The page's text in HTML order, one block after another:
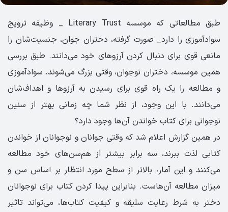
طبق مطالعاتی که موسسه Literary Trust _ وظیفه ترویج
سوادآموزی را دارد_ صورت گرفته، دختران جوان، جنسیت‌شان را
مانعی قوی برای دنبال کردن آرزوهای خود می‌دانند. طبق بررسی
همین موسسه، دختران نوجوان، وقتی بزرگ می‌شوند، سوادآموزی
و مطالعه را یک راه قوی برای رسیدن به آرزوها و اهداف‌شان
می‌دانند. با این وجود، از نظر شما چه زمانی بهتر از سنین
نوجوانی برای کتاب خواندن آن‌ها وجود دارد؟
در همین گزارش اعلام شد که وقتی جوانان و نوجوانان از خواندن
کتابی لذت ببرند، سه برابر بیشتر از هم‌سن‌های خود مطالعه
می‌کنند و این آمار، بالاتر از سطح مورد انتظار بر اساس سن و
میزان مطالعه آن‌هاست. بنابراین پیدا کردن کتاب برای نوجوانان
دختر به شرط رعایت سلیقه و کیفیت کتاب‌ها، می‌تواند تاثیر